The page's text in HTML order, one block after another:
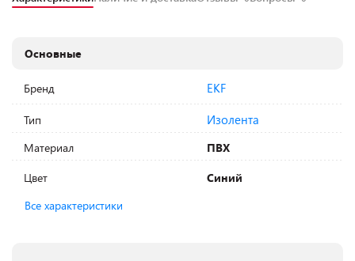
Основные
Бренд EKF
Тип Изолента
Материал
ПВХ
Цвет
Синий
Все характеристики